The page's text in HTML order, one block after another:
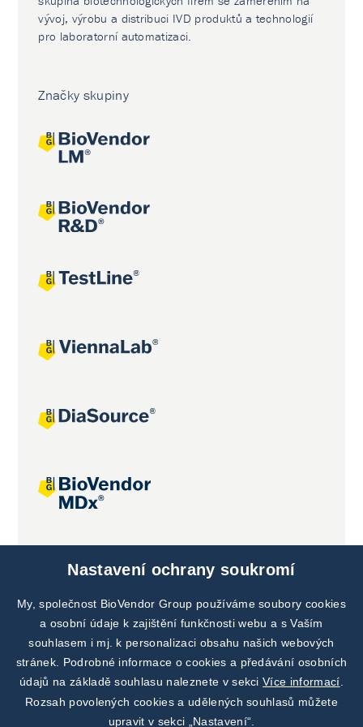
vývoj, výrobu a distribuci IVD produktů a technologií
pro laboratorní automatizaci.
Značky skupiny
Nastavení ochrany soukromí
My, společnost BioVendor Group používáme soubory cookies
a osobní údaje k zajištění funkčnosti webu a s Vaším
souhlasem i mj. k personalizaci obsahu našich webových
stránek. Podrobné informace o cookies a předávání osobních
údajů na základě souhlasu naleznete v sekciVíce informací
Rozsah povolených cookies a udělených souhlasů můžete
upravit v sekci „Nastavení“.